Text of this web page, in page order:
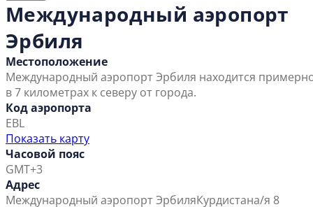
Международный аэропорт
Эрбиля
Местоположение
Международный аэропорт Эрбиля находится
в 7 километрах к северу от города.
Код аэропорта
EBL
Показать карту
Часовой пояс
GMT+3
Адрес
Международный аэропорт ЭрбиляКурдистана/я 8